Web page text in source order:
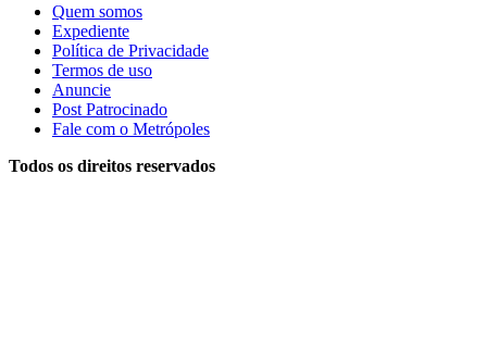
Quem somos
Expediente
Política de Privacidade
Termos de uso
Anuncie
Post Patrocinado
Fale com o Metrópoles
Todos os direitos reservados